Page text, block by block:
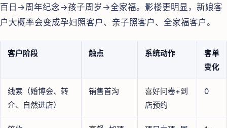
百日→周年纪念→孩子周岁→全家福。影楼更明显，新娘客
户大概率会变成孕妇照客户、亲子照客户、全家福客户。
客户阶段 触点 系统动作
客单
变化
线索（婚博会、转
介、自然进店）
销售首沟
喜好问卷+到
店预约
0